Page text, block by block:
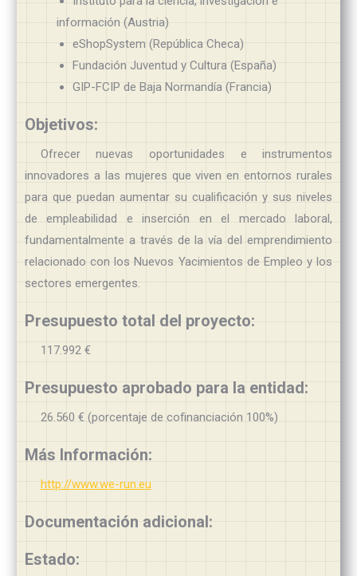
información (Austria)
eShopSystem (República Checa)
Fundación Juventud y Cultura (España)
GIP-FCIP de Baja Normandía (Francia)
Objetivos:
Ofrecer nuevas oportunidades e instrumentos
innovadores a las mujeres que viven en entornos rurales
para que puedan aumentar su cualificación y sus niveles
de empleabilidad e inserción en el mercado laboral,
fundamentalmente a través de la vía del emprendimiento
relacionado con los Nuevos Yacimientos de Empleo y los
sectores emergentes.
Presupuesto total del proyecto:
117.992 €
Presupuesto aprobado para la entidad:
26.560 € (porcentaje de cofinanciación 100%)
Más Información:
http://www.we-run.eu
Documentación adicional:
Estado: